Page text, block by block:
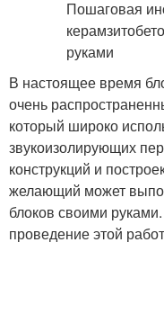
В настоящее время
очень
который широко
звукоизолирующих
конструкций и
желающий может
блоков своими
проведение этой